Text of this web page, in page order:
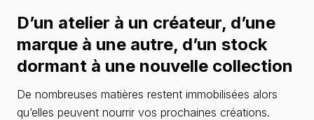
D’un atelier à un créateur, d’une
marque à une autre, d’un stock
dormant à une nouvelle collection
De nombreuses matières restent immobilisées alors
qu’elles peuvent nourrir vos prochaines créations.